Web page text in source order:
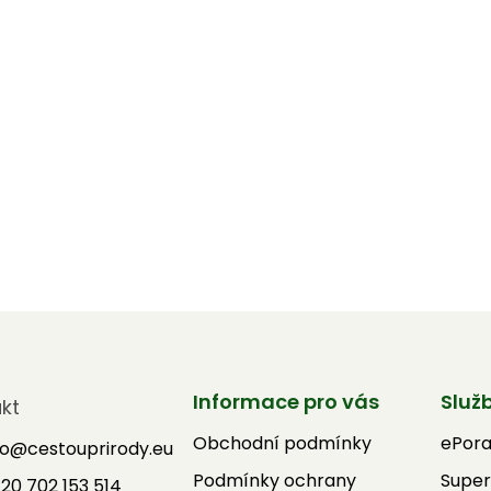
@cestouprirody.eu
Informace pro vás
Obchodní podmínky
Podmínky ochrany